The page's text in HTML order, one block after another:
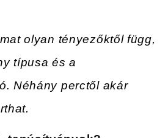
olyan tényezőktől függ,
típusa és a
Néhány perctől akár